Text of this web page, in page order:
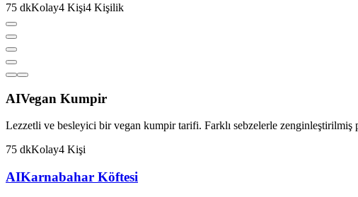
75 dkKolay4 Kişi4 Kişilik
AIVegan Kumpir
Lezzetli ve besleyici bir vegan kumpir tarifi. Farklı sebzelerle zenginleştirilmiş
75 dkKolay4 Kişi
AIKarnabahar Köftesi